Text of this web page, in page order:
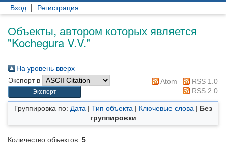
Вход Регистрация
Объекты, автором которых является
"Kochegura V.V."
На уровень вверх
Экспорт в
Atom
RSS 1.0
RSS 2.0
Группировка по: Дата | Тип объекта | Ключевые слова | Без
группировки
Количество объектов: 5